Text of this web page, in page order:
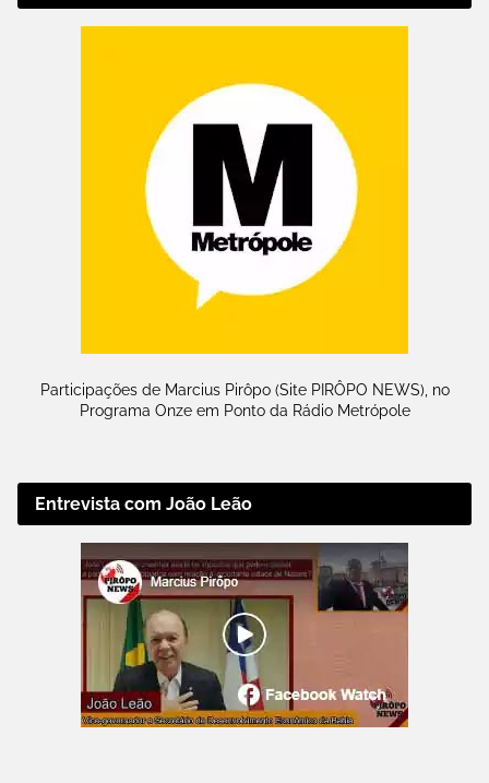
Participações de Marcius Pirôpo (Site PIRÔPO NEWS), no
Programa Onze em Ponto da Rádio Metrópole
Entrevista com João Leão